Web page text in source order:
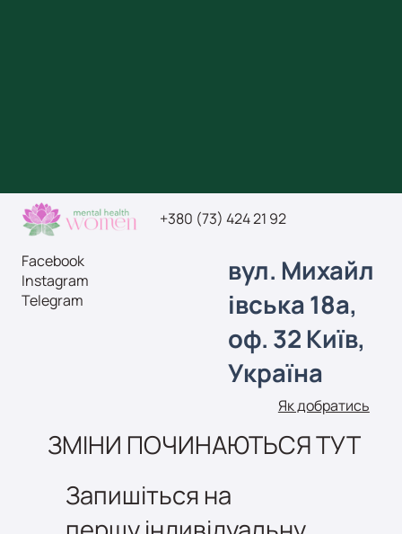
+380 (73) 424 21 92
Facebook
Instagram
Telegram
ЗМІНИ ПОЧИНАЮТЬСЯ ТУТ
Запишіться на
вул. Михайл
івська 18а,
оф. 32 Київ,
Україна
Як добратись